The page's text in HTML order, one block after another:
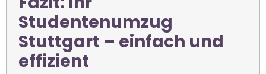
Studentenumzug
Stuttgart – einfach und
effizient